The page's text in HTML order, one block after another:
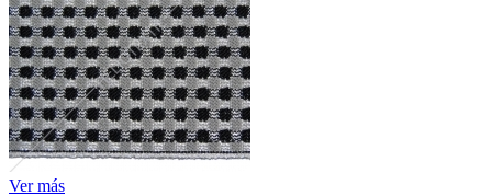
Ver más